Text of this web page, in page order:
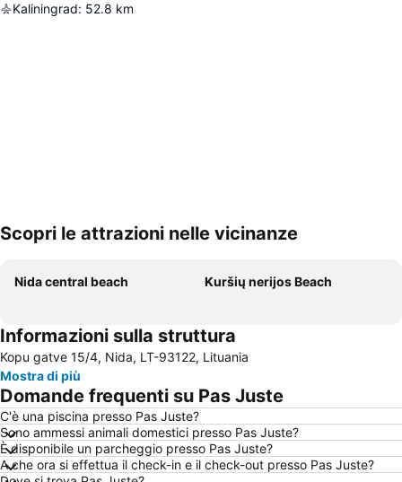
Kaliningrad: 52.8 km
Espandi mappa
Scopri le attrazioni nelle vicinanze
Nida central beach Kuršių nerijos Beach
Informazioni sulla struttura
Kopu gatve 15/4, Nida, LT-93122, Lituania
Mostra di più
Domande frequenti su Pas Juste
C'è una piscina presso Pas Juste?
Sono ammessi animali domestici presso Pas Juste?
È disponibile un parcheggio presso Pas Juste?
A che ora si effettua il check-in e il check-out presso Pas Juste?